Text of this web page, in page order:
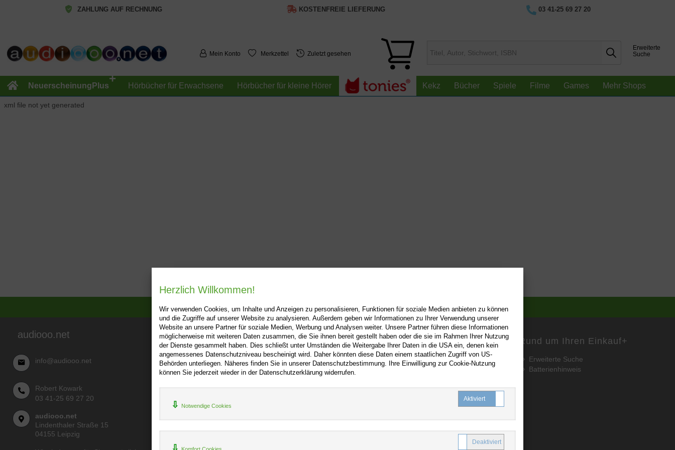
ZAHLUNG AUF RECHNUNG KOSTENFREIE LIEFERUNG 03 41-25 69 27 20
Mein Konto Merkzettel Zuletzt gesehen
Erweiterte
Suche
NeuerscheinungPlus
+
Hörbücher für Erwachsene Hörbücher für kleine Hörer Kekz Bücher Spiele Filme Games Mehr Shops
xml file not yet generated
audiooo.net
info@audiooo.net
Robert Kowark
03 41-25 69 27 20
audiooo.net
Lindenthaler Straße 15
04155 Leipzig
Über audiooo.net+
AGB
Impressum
Hilfe+
Kontakt
Newsletter
Rund um Ihren Einkauf+
Erweiterte Suche
Batterienhinweis
Herzlich Willkommen!
Wir verwenden Cookies, um Inhalte und Anzeigen zu personalisieren, Funktionen für soziale Medien anbieten zu können
und die Zugriffe auf unserer Website zu analysieren. Außerdem geben wir Informationen zu Ihrer Verwendung unserer
Website an unsere Partner für soziale Medien, Werbung und Analysen weiter. Unsere Partner führen diese Informationen
möglicherweise mit weiteren Daten zusammen, die Sie ihnen bereit gestellt haben oder die sie im Rahmen Ihrer Nutzung
der Dienste gesammelt haben. Dies schließt unter Umständen die Weitergabe Ihrer Daten in die USA ein, denen kein
angemessenes Datenschutzniveau bescheinigt wird. Daher könnten diese Daten einem staatlichen Zugriff von US-
Behörden unterliegen. Näheres finden Sie in unserer Datenschutzbestimmung. Ihre Einwilligung zur Cookie-Nutzung
können Sie jederzeit wieder in der Datenschutzerklärung widerrufen.
Notwendige Cookies